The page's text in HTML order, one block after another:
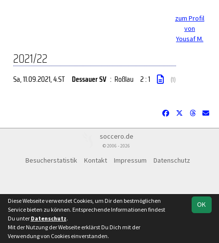
zum Profil
von
Yousaf M.
2021/22
Sa, 11.09.2021, 4.ST Dessauer SV : Roßlau 2 : 1 (1)
soccero.de
© 2006 - 2026
Besucherstatistik Kontakt Impressum Datenschutz
OK
Diese Webseite verwendet Cookies, um Dir den bestmöglichen
Service bieten zu können. Entsprechende Informationen findest
Du unter Datenschutz.
Mit der Nutzung der Webseite erklärst Du Dich mit der
Verwendung von Cookies einverstanden.